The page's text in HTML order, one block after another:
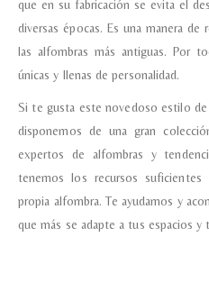
que en su fabricación se evita el
diversas épocas. Es una manera de
las alfombras más antiguas. Por
únicas y llenas de personalidad.
Si te gusta este novedoso estilo de
disponemos de una gran
expertos de alfombras y
tenemos los recursos
propia alfombra. Te ayudamos y
que más se adapte a tus espacios y